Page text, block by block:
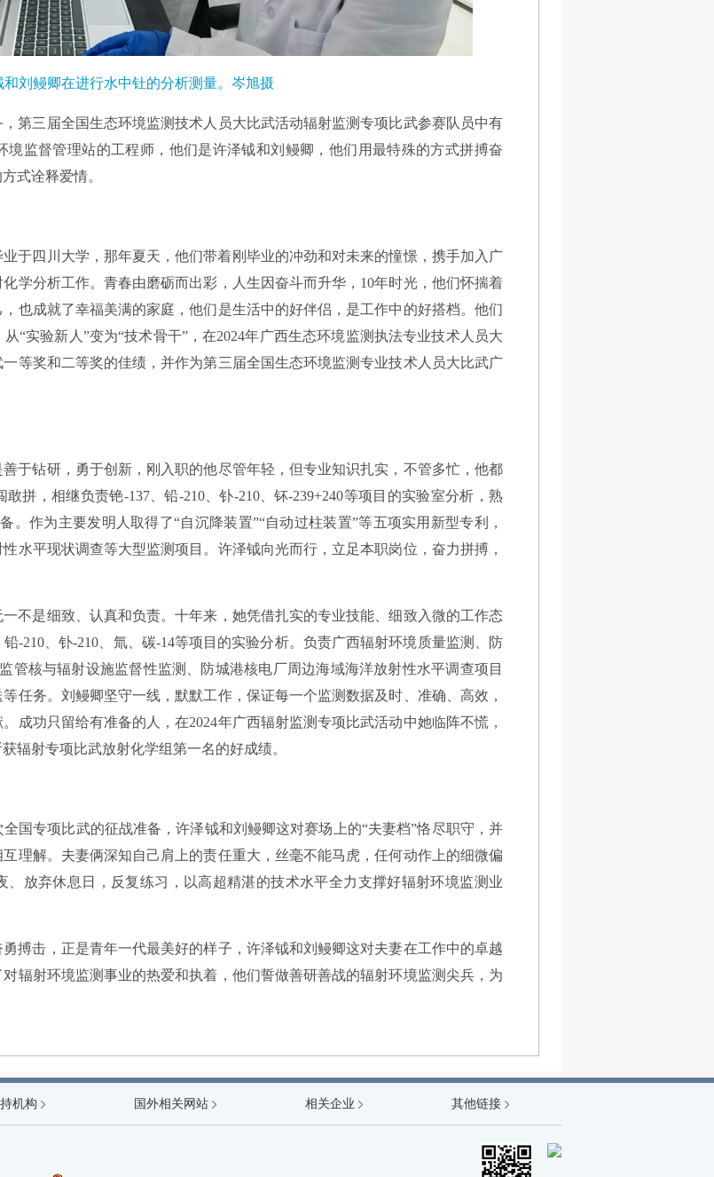
和刘鳗卿在进行水中钍的分析测量。岑旭摄
第三届全国生态环境监测技术人员大比武活动辐射监测专项比武参赛队员中有
监督管理站的工程师，他们是许泽钺和刘鳗卿，他们用最特殊的方式拼搏奋
式诠释爱情。
于四川大学，那年夏天，他们带着刚毕业的冲劲和对未来的憧憬，携手加入广
学分析工作。青春由磨砺而出彩，人生因奋斗而升华，10年时光，他们怀揣着
也成就了幸福美满的家庭，他们是生活中的好伴侣，是工作中的好搭档。他们
“实验新人”变为“技术骨干”，在2024年广西生态环境监测执法专业技术人员大
等奖和二等奖的佳绩，并作为第三届全国生态环境监测专业技术人员大比武广
于钻研，勇于创新，刚入职的他尽管年轻，但专业知识扎实，不管多忙，他都
拼，相继负责铯-137、铅-210、钋-210、钚-239+240等项目的实验室分析，熟
。作为主要发明人取得了“自沉降装置”“自动过柱装置”等五项实用新型专利，
水平现状调查等大型监测项目。许泽钺向光而行，立足本职岗位，奋力拼搏，
不是细致、认真和负责。十年来，她凭借扎实的专业技能、细致入微的工作态
-210、钋-210、氚、碳-14等项目的实验分析。负责广西辐射环境质量监测、防
管核与辐射设施监督性监测、防城港核电厂周边海域海洋放射性水平调查项目
任务。刘鳗卿坚守一线，默默工作，保证每一个监测数据及时、准确、高效，
成功只留给有准备的人，在2024年广西辐射监测专项比武活动中她临阵不慌，
辐射专项比武放射化学组第一名的好成绩。
国专项比武的征战准备，许泽钺和刘鳗卿这对赛场上的“夫妻档”恪尽职守，并
理解。夫妻俩深知自己肩上的责任重大，丝毫不能马虎，任何动作上的细微偏
、放弃休息日，反复练习，以高超精湛的技术水平全力支撑好辐射环境监测业
搏击，正是青年一代最美好的样子，许泽钺和刘鳗卿这对夫妻在工作中的卓越
辐射环境监测事业的热爱和执着，他们誓做善研善战的辐射环境监测尖兵，为
生态环境部
国家能源局
国家原子能机构
机构 国外相关网站 相关企业 其他链接